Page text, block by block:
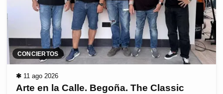
CONCIERTOS
✱ 11 ago 2026
Arte en la Calle. Begoña. The Classic